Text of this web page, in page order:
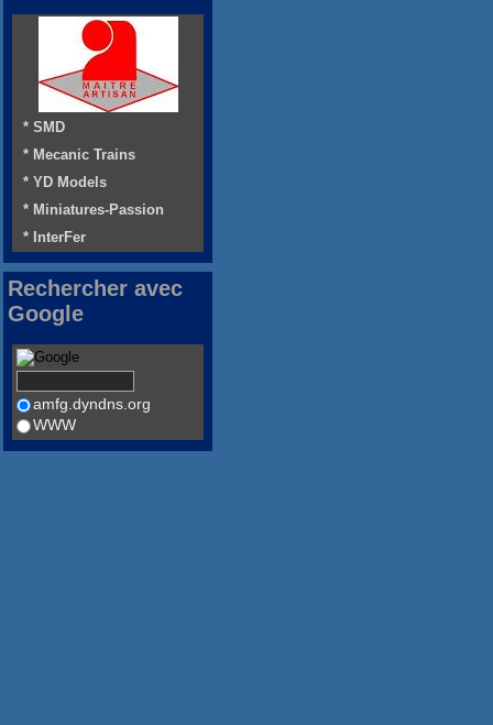
* SMD
* Mecanic Trains
* YD Models
* Miniatures-Passion
* InterFer
Rechercher avec
Google
amfg.dyndns.org
WWW